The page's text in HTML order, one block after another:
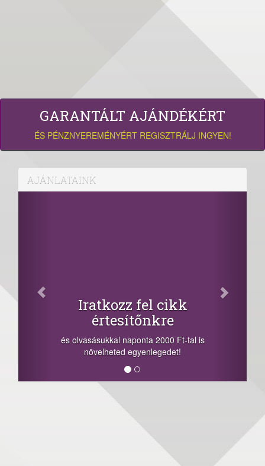
GARANTÁLT AJÁNDÉKÉRT
ÉS PÉNZNYEREMÉNYÉRT REGISZTRÁLJ INGYEN!
AJÁNLATAINK
Iratkozz fel cikk
értesítőnkre
és olvasásukkal naponta 2000 Ft-tal is
növelheted egyenlegedet!